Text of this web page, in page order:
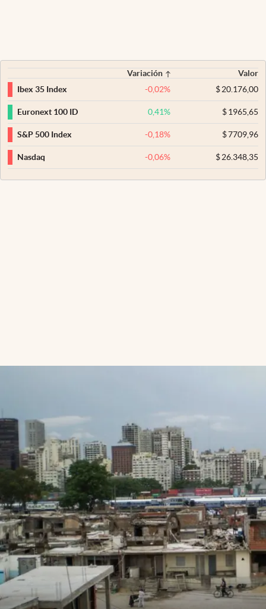
Variación
Valor
Ibex 35 Index
-0,02% $20.176,00
Euronext 100 ID 0,41% $1965,65
S&P 500 Index -0,18% $7709,96
Nasdaq -0,06% $26.348,35